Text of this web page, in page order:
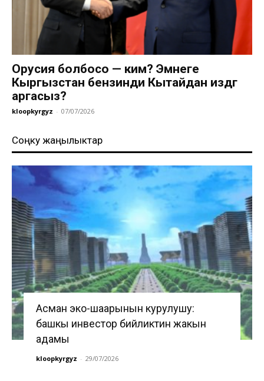
Орусия болбосо — ким? Эмнеге
Кыргызстан бензинди Кытайдан издөөгө
аргасыз?
kloopkyrgyz - 07/07/2026
Соңку жаңылыктар
Асман эко-шаарынын курулушу:
башкы инвестор бийликтин жакын
адамы
kloopkyrgyz - 29/07/2026